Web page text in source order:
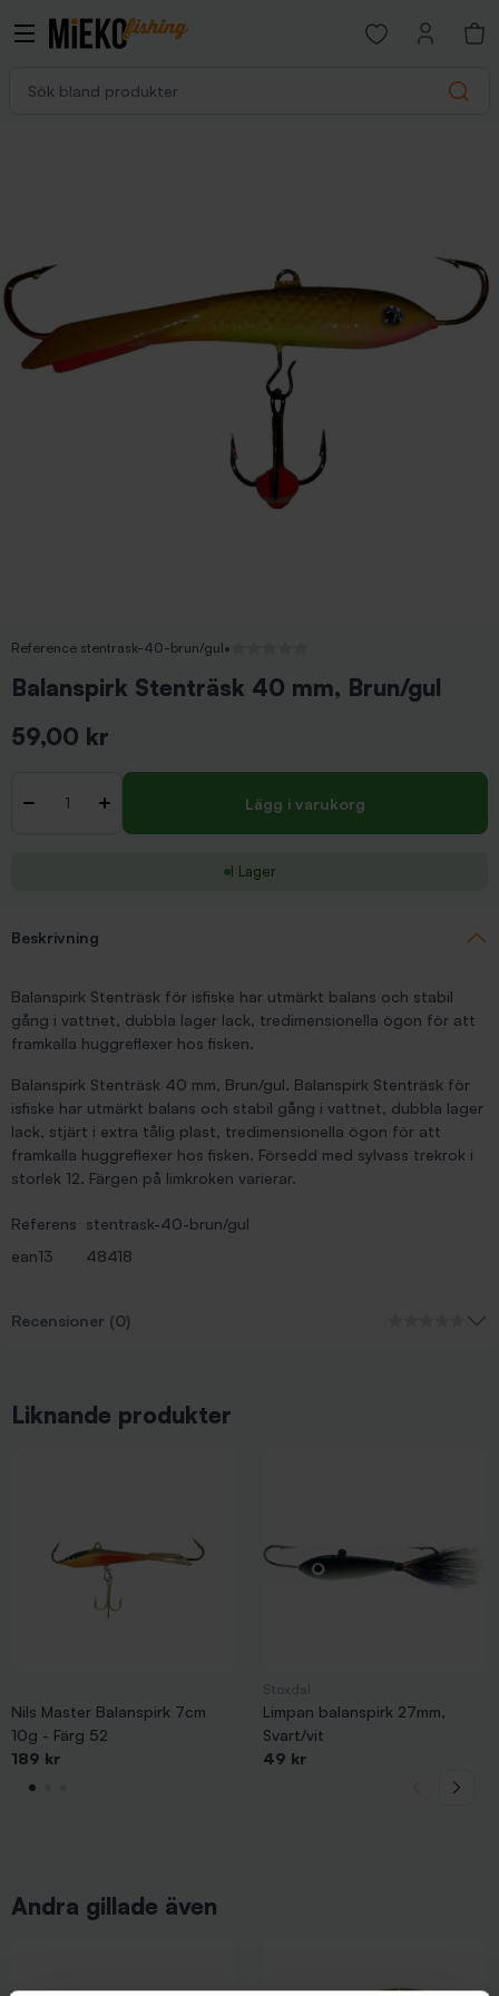
Search
Open favorites
Reference stentrask-40-brun/gul•
Balanspirk Stenträsk 40 mm, Brun/gul
59,00 kr
- + Lägg i varukorg
I Lager
Beskrivning
Balanspirk Stenträsk för isfiske har utmärkt balans och stabil
gång i vattnet, dubbla lager lack, tredimensionella ögon för att
framkalla huggreflexer hos fisken.
Balanspirk Stenträsk 40 mm, Brun/gul. Balanspirk Stenträsk för
isfiske har utmärkt balans och stabil gång i vattnet, dubbla lager
lack, stjärt i extra tålig plast, tredimensionella ögon för att
framkalla huggreflexer hos fisken. Försedd med sylvass trekrok i
storlek 12. Färgen på limkroken varierar.
Referens stentrask-40-brun/gul
ean13
48418
Recensioner (0)
Liknande produkter
Nils Master Balanspirk 7cm
10g - Färg 52
189 kr
Limpan balanspirk 27mm,
Svart/vit
49 kr
Andra gillade även